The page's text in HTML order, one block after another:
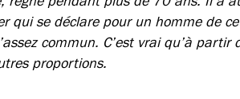
qui se déclare pour un homme de
commun. C’est vrai qu’à
proportions.